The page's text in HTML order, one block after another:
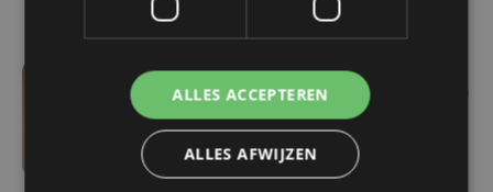
wo 5 augustus | 16:55
Geen plaats in de
jeugdopvang? Steeds
meer kinderen belanden
ALLES ACCEPTEREN
ALLES AFWIJZEN